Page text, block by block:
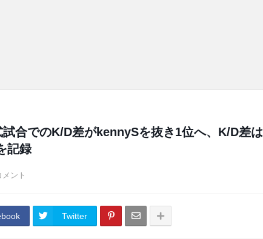
合でのK/D差がkennySを抜き1位へ、K/D差は
記録
メント
Twitter